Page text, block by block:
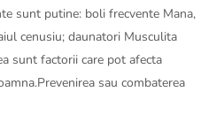
sunt putine: boli frecvente Mana,
cenusiu; daunatori Musculita
sunt factorii care pot afecta
sau combaterea